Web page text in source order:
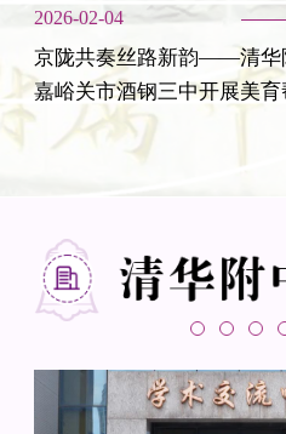
2026-02-04
京陇共奏丝路新韵——清华
嘉峪关市酒钢三中开展美